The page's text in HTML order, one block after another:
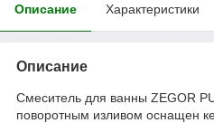
Описание Характеристики
Описание
Смеситель для ванны ZEGOR
поворотным изливом оснащен